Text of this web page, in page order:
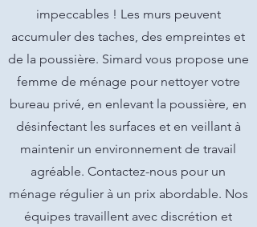
impeccables ! Les murs peuvent
accumuler des taches, des empreintes et
de la poussière. Simard vous propose une
femme de ménage pour nettoyer votre
bureau privé, en enlevant la poussière, en
désinfectant les surfaces et en veillant à
maintenir un environnement de travail
agréable. Contactez-nous pour un
ménage régulier à un prix abordable. Nos
équipes travaillent avec discrétion et